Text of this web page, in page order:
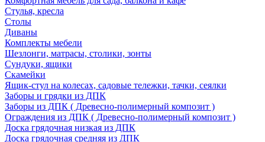
Стулья, кресла
Столы
Диваны
Комплекты мебели
Шезлонги, матрасы, столики, зонты
Сундуки, ящики
Скамейки
Ящик-стул на колесах, садовые тележки, тачки, сеялки
Заборы и грядки из ДПК
Заборы из ДПК ( Древесно-полимерный композит )
Ограждения из ДПК ( Древесно-полимерный композит )
Доска грядочная низкая из ДПК
Доска грядочная средняя из ДПК